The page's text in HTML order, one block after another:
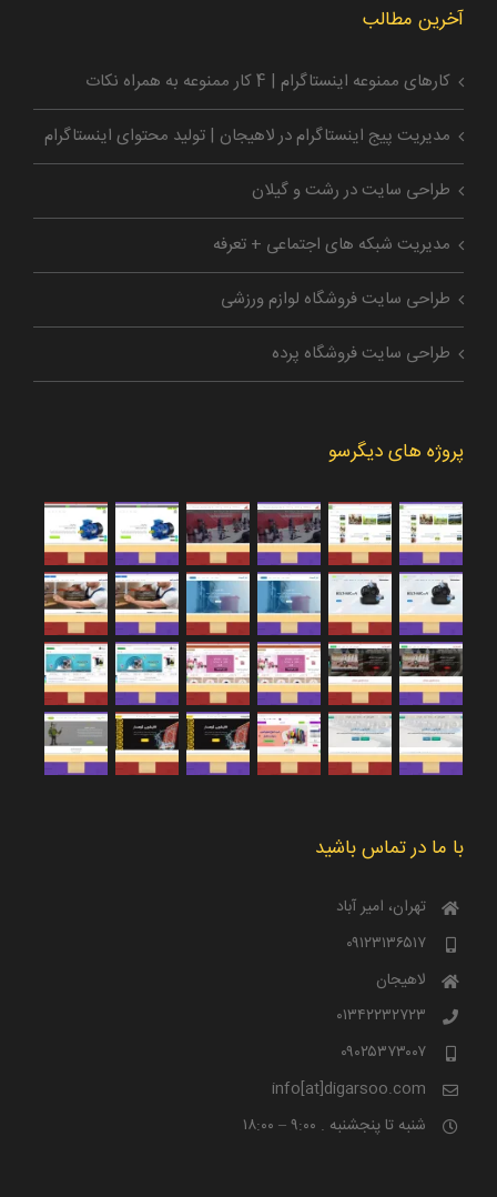
آخرین مطالب
کارهای ممنوعه اینستاگرام | 4 کار ممنوعه به همراه نکات
مدیریت پیج اینستاگرام در لاهیجان | تولید محتوای اینستاگرام
طراحی سایت در رشت و گیلان
مدیریت شبکه های اجتماعی + تعرفه
طراحی سایت فروشگاه لوازم ورزشی
طراحی سایت فروشگاه پرده
پروژه های دیگرسو
با ما در تماس باشید
تهران، امیر آباد
۰۹۱۲۳۱۳۶۵۱۷
لاهیجان
۰۱۳۴۲۲۳۲۷۲۳
۰۹۰۲۵۳۷۳۰۰۷
info[at]digarsoo.com
شنبه تا پنجشنبه . ۹:۰۰ – ۱۸:۰۰